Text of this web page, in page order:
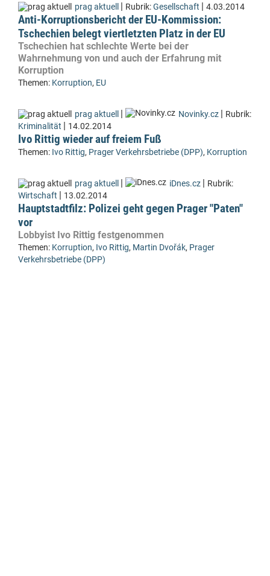
prag aktuell | Rubrik:Gesellschaft | 4.03.2014
Anti-Korruptionsbericht der EU-Kommission:
Tschechien belegt viertletzten Platz in der EU
Tschechien hat schlechte Werte bei der
Wahrnehmung von und auch der Erfahrung mit
Korruption
Themen: Korruption, EU
prag aktuell | Novinky.cz | Rubrik:
Kriminalität | 14.02.2014
Ivo Rittig wieder auf freiem Fuß
Themen: Ivo Rittig, Prager Verkehrsbetriebe (DPP), Korruption
prag aktuell | iDnes.cz | Rubrik:
Wirtschaft | 13.02.2014
Hauptstadtfilz: Polizei geht gegen Prager "Paten"
vor
Lobbyist Ivo Rittig festgenommen
Themen: Korruption, Ivo Rittig, Martin Dvořák, Prager
Verkehrsbetriebe (DPP)